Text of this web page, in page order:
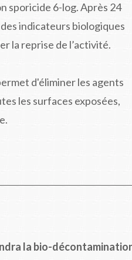
sporicide 6-log. Après 24
indicateurs biologiques
la reprise de l’activité.
d'éliminer les agents
les surfaces exposées,
la bio-